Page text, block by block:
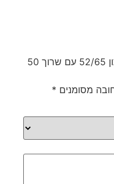
Be the first to review “אשפתון 52/65 עם שרוך 50
מסומנים *